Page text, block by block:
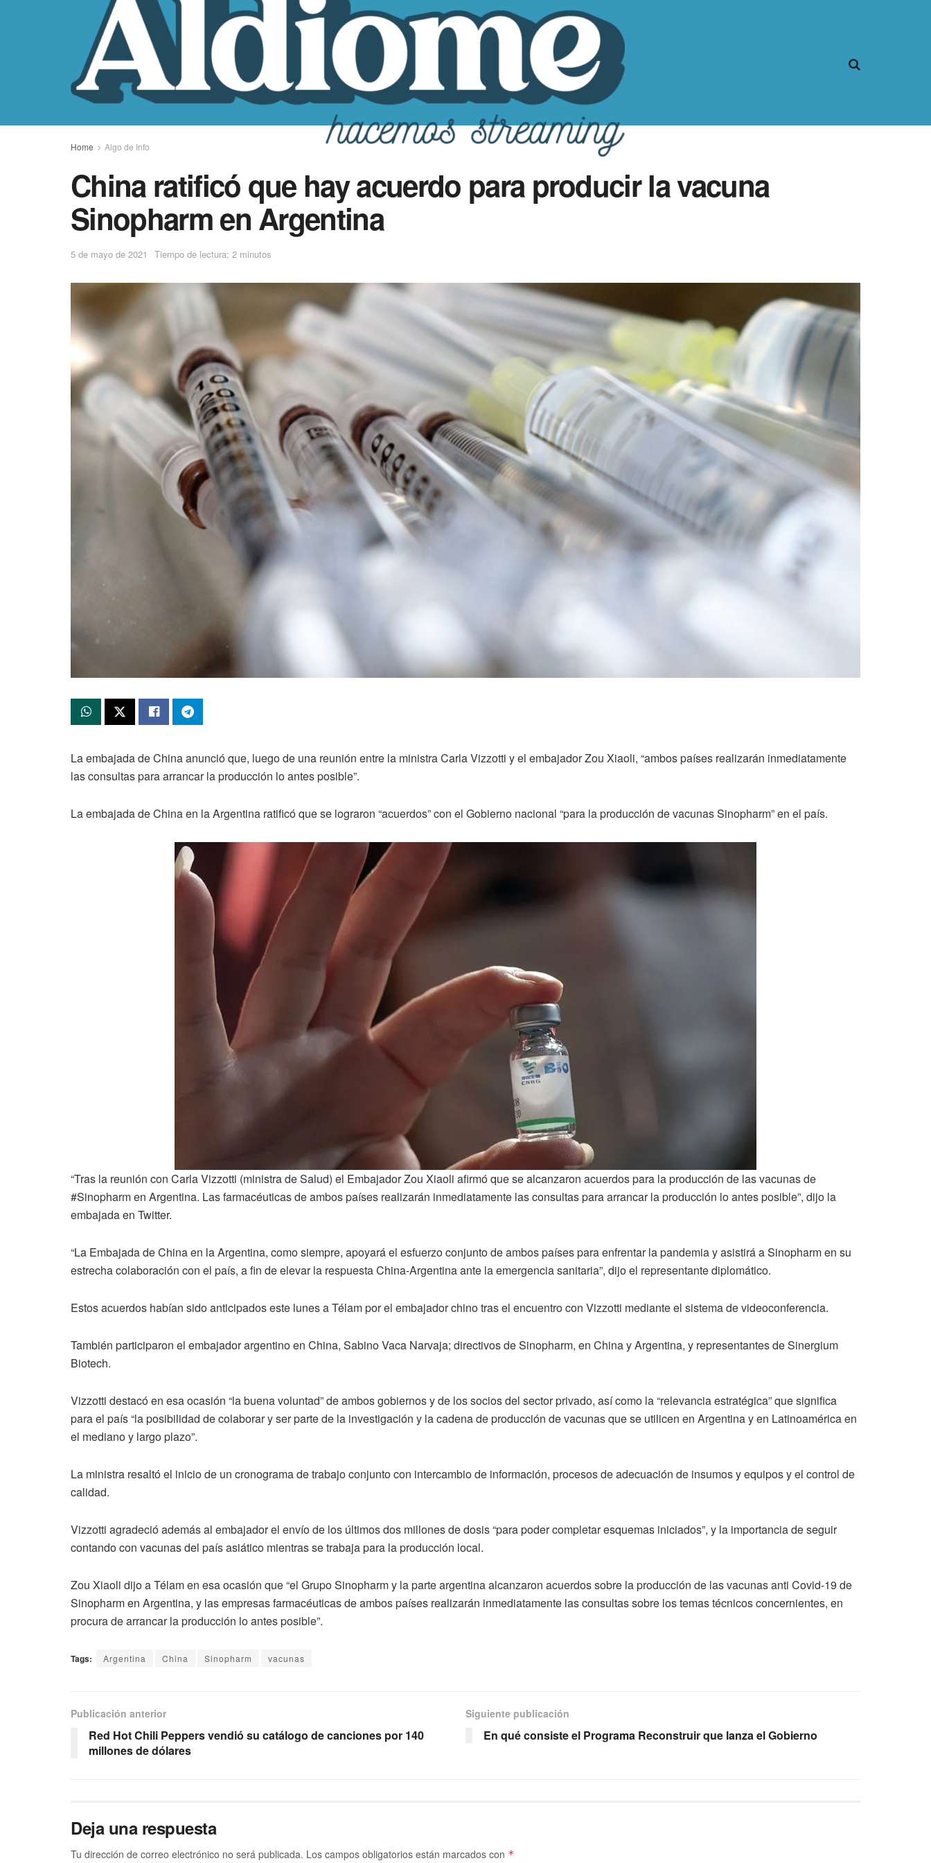
Home Algo de Info
China ratificó que hay acuerdo para producir la vacuna
Sinopharm en Argentina
5 de mayo de 2021 Tiempo de lectura: 2 minutos
La embajada de China anunció que, luego de una reunión entre la ministra Carla Vizzotti y el embajador Zou Xiaoli, “ambos países realizarán inmediatamente
las consultas para arrancar la producción lo antes posible”.
La embajada de China en la Argentina ratificó que se lograron “acuerdos” con el Gobierno nacional “para la producción de vacunas Sinopharm” en el país.
“Tras la reunión con Carla Vizzotti (ministra de Salud) el Embajador Zou Xiaoli afirmó que se alcanzaron acuerdos para la producción de las vacunas de
#Sinopharm en Argentina. Las farmacéuticas de ambos países realizarán inmediatamente las consultas para arrancar la producción lo antes posible”, dijo la
embajada en Twitter.
“La Embajada de China en la Argentina, como siempre, apoyará el esfuerzo conjunto de ambos países para enfrentar la pandemia y asistirá a Sinopharm en su
estrecha colaboración con el país, a fin de elevar la respuesta China-Argentina ante la emergencia sanitaria”, dijo el representante diplomático.
Estos acuerdos habían sido anticipados este lunes a Télam por el embajador chino tras el encuentro con Vizzotti mediante el sistema de videoconferencia.
También participaron el embajador argentino en China, Sabino Vaca Narvaja; directivos de Sinopharm, en China y Argentina, y representantes de Sinergium
Biotech.
Vizzotti destacó en esa ocasión “la buena voluntad” de ambos gobiernos y de los socios del sector privado, así como la “relevancia estratégica” que significa
para el país “la posibilidad de colaborar y ser parte de la investigación y la cadena de producción de vacunas que se utilicen en Argentina y en Latinoamérica en
el mediano y largo plazo”.
La ministra resaltó el inicio de un cronograma de trabajo conjunto con intercambio de información, procesos de adecuación de insumos y equipos y el control de
calidad.
Vizzotti agradeció además al embajador el envío de los últimos dos millones de dosis “para poder completar esquemas iniciados”, y la importancia de seguir
contando con vacunas del país asiático mientras se trabaja para la producción local.
Zou Xiaoli dijo a Télam en esa ocasión que “el Grupo Sinopharm y la parte argentina alcanzaron acuerdos sobre la producción de las vacunas anti Covid-19 de
Sinopharm en Argentina, y las empresas farmacéuticas de ambos países realizarán inmediatamente las consultas sobre los temas técnicos concernientes, en
procura de arrancar la producción lo antes posible”.
Tags: Argentina China Sinopharm vacunas
Publicación anterior
Red Hot Chili Peppers vendió su catálogo de canciones por 140
millones de dólares
Siguiente publicación
En qué consiste el Programa Reconstruir que lanza el Gobierno
Deja una respuesta
Tu dirección de correo electrónico no será publicada. Los campos obligatorios están marcados con *